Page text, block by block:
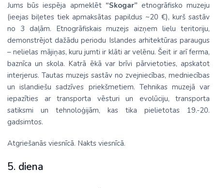
Jums būs iespēja apmeklēt“Skogar” etnogrāfisko muzeju
(ieejas biļetes tiek apmaksātas papildus ~20 €), kurš sastāv
no 3 daļām. Etnogrāfiskais muzejs aizņem lielu teritoriju,
demonstrējot dažādu periodu Islandes arhitektūras paraugus
– nelielas mājiņas, kuru jumti ir klāti ar velēnu. Šeit ir arī ferma,
baznīca un skola. Katrā ēkā var brīvi pārvietoties, apskatot
interjerus. Tautas muzejs sastāv no zvejniecības, medniecības
un islandiešu sadzīves priekšmetiem. Tehnikas muzejā var
iepazīties ar transporta vēsturi un evolūciju, transporta
satiksmi un tehnoloģijām, kas tika pielietotas 19.-20.
gadsimtos.
Atgriešanās viesnīcā. Nakts viesnīcā.
5. diena